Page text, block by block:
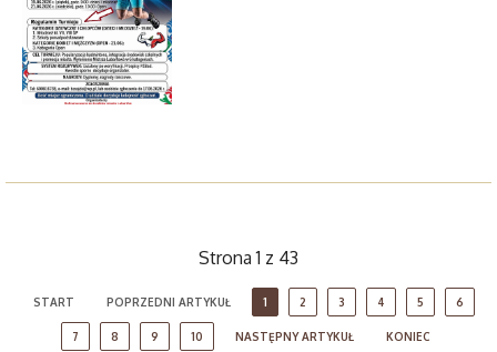
Strona 1 z 43
START POPRZEDNI ARTYKUŁ 1 2 3 4 5 6
7 8 9 10 NASTĘPNY ARTYKUŁ KONIEC